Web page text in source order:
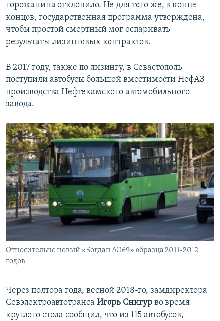
горожанина отклонило. Не для того же, в конце
концов, государственная программа утверждена,
чтобы простой смертный мог оспаривать
результаты лизинговых контрактов.
В 2017 году, также по лизингу, в Севастополь
поступили автобусы большой вместимости НефАЗ
производства Нефтекамского автомобильного
завода.
Относительно новый «Богдан АО69» образца 2011-2012
годов
Через полтора года, весной 2018-го, замдиректора
Севэлектроавтотранса Игорь Снигур во время
круглого стола сообщил, что из 115 автобусов,